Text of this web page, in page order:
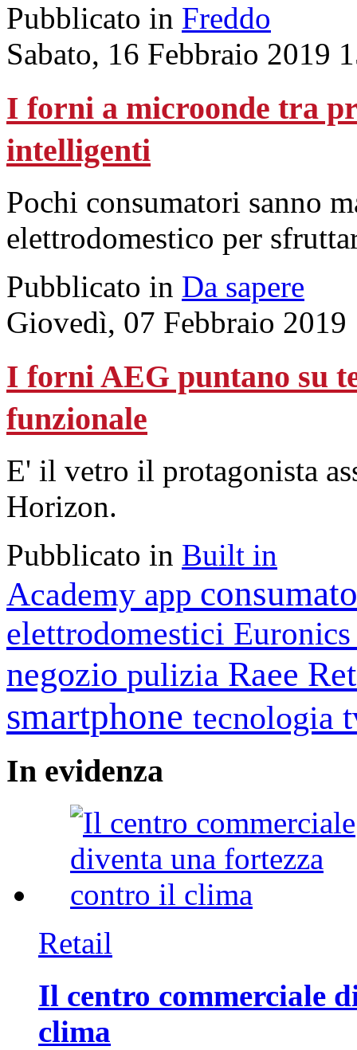
Pubblicato in Freddo
Sabato, 16 Febbraio 2019
I forni a microonde tra
intelligenti
Pochi consumatori sanno
elettrodomestico per
Pubblicato in Da sapere
Giovedì, 07 Febbraio 2019
I forni AEG puntano su
funzionale
E' il vetro il protagonista
Horizon.
Pubblicato in Built in
Academy app
elettrodomestici
negozio pulizia Raee
smartphone tecnologia
In evidenza
Retail
Il centro commerciale
clima